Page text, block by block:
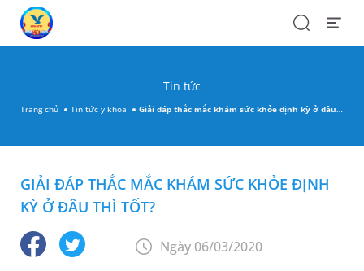
SearchOpen
Tin tức
Trang chủ Tin tức y khoa Giải đáp thắc mắc khám sức khỏe định kỳ ở đâu thì tốt?
GIẢI ĐÁP THẮC MẮC KHÁM SỨC KHỎE ĐỊNH
KỲ Ở ĐÂU THÌ TỐT?
Ngày 06/03/2020